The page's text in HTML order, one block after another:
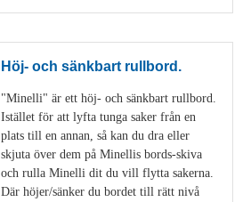
Höj- och sänkbart rullbord.
"Minelli" är ett höj- och sänkbart rullbord.
Istället för att lyfta tunga saker från en
plats till en annan, så kan du dra eller
skjuta över dem på Minellis bords-skiva
och rulla Minelli dit du vill flytta sakerna.
Där höjer/sänker du bordet till rätt nivå